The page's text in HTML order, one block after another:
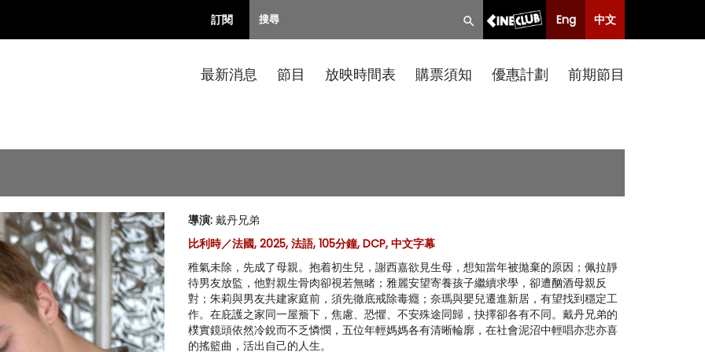
訂閱 Eng 中文
最新消息 節目 放映時間表 購票須知 優惠計劃 前期節目
導演: 戴丹兄弟
比利時／法國, 2025, 法語, 105分鐘, DCP, 中文字幕
稚氣未除，先成了母親。抱着初生兒，謝西嘉欲見生母，想知當年被拋棄的原因；佩拉靜
待男友放監，他對親生骨肉卻視若無睹；雅麗安望寄養孩子繼續求學，卻遭酗酒母親反
對；朱莉與男友共建家庭前，須先徹底戒除毒癮；奈瑪與嬰兒遷進新居，有望找到穩定工
作。在庇護之家同一屋簷下，焦慮、恐懼、不安殊途同歸，抉擇卻各有不同。戴丹兄弟的
樸實鏡頭依然冷銳而不乏憐憫，五位年輕媽媽各有清晰輪廓，在社會泥沼中輕唱亦悲亦喜
的搖籃曲，活出自己的人生。